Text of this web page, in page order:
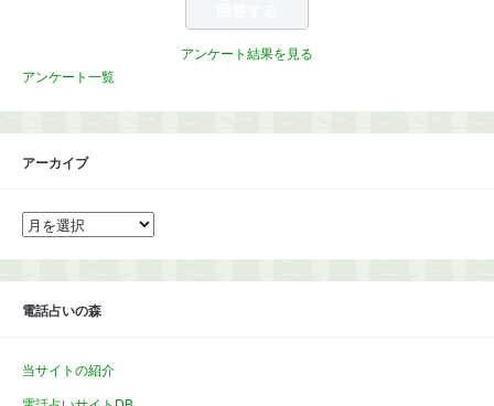
アンケート結果を見る
アンケート一覧
アーカイブ
ア
ー
イ
電話占いの森
当サイトの紹介